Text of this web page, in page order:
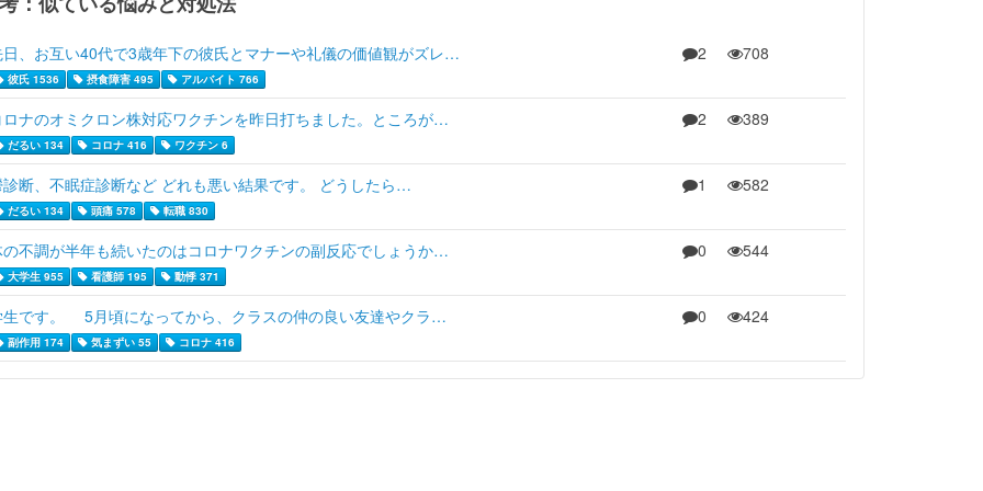
日、お互い40代で3歳年下の彼氏とマナーや礼儀の価値観がズレ…
彼氏 1536 摂食障害 495 アルバイト 766
2 708
ロナのオミクロン株対応ワクチンを昨日打ちました。ところが…
だるい 134 コロナ 416 ワクチン 6
2 389
診断、不眠症診断など どれも悪い結果です。 どうしたら…
だるい 134 頭痛 578 転職 830
1 582
の不調が半年も続いたのはコロナワクチンの副反応でしょうか…
大学生 955 看護師 195 動悸 371
0 544
生です。 5月頃になってから、クラスの仲の良い友達やクラ…
副作用 174 気まずい 55 コロナ 416
0 424